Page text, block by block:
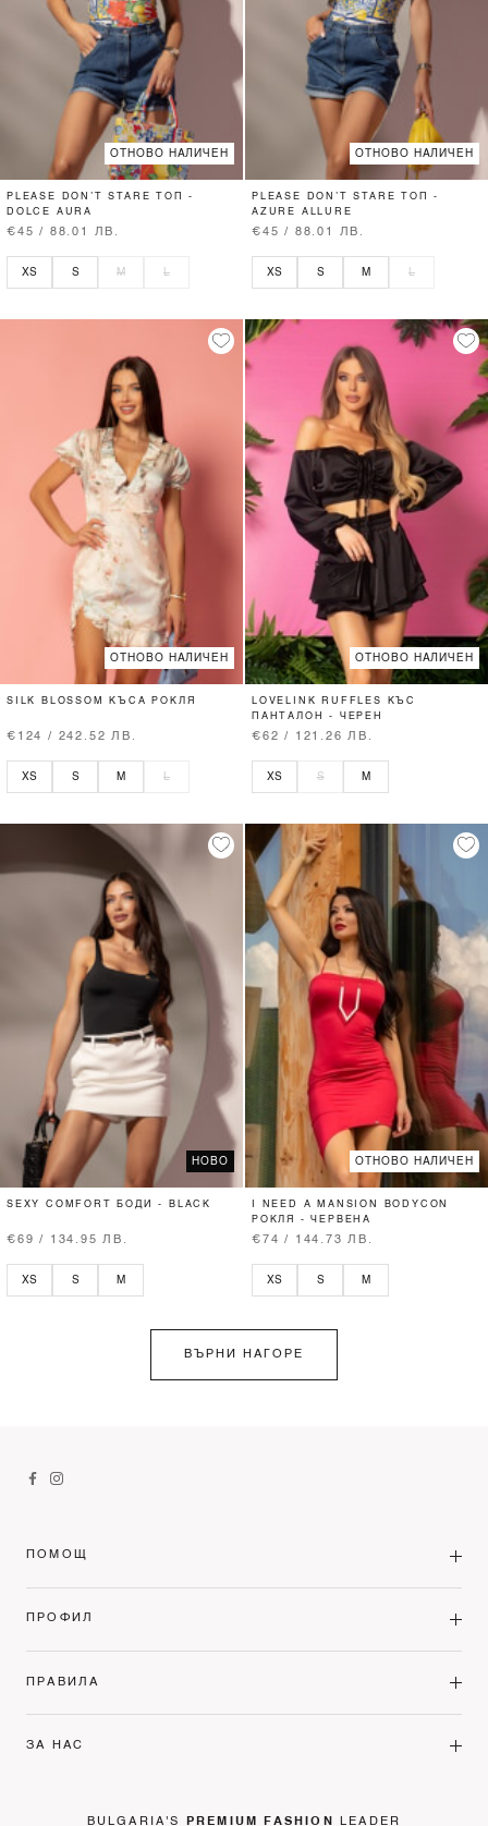
ОТНОВО НАЛИЧЕН
PLEASE DON’T STARE ТОП -
DOLCE AURA
€45 / 88.01 ЛВ.
XS S M L
ОТНОВО НАЛИЧЕН
PLEASE DON’T STARE ТОП -
AZURE ALLURE
€45 / 88.01 ЛВ.
XS S M L
ОТНОВО НАЛИЧЕН
SILK BLOSSOM КЪСА РОКЛЯ
€124 / 242.52 ЛВ.
XS S M L
ОТНОВО НАЛИЧЕН
LOVELINK RUFFLES КЪС
ПАНТАЛОН - ЧЕРЕН
€62 / 121.26 ЛВ.
XS S M
НОВО
SEXY COMFORT БОДИ - BLACK
€69 / 134.95 ЛВ.
XS S M
ОТНОВО НАЛИЧЕН
I NEED A MANSION BODYCON
РОКЛЯ - ЧЕРВЕНА
€74 / 144.73 ЛВ.
XS S M
ВЪРНИ НАГОРЕ
ПОМОЩ
ПРОФИЛ
ПРАВИЛА
ЗА НАС
BULGARIA'S PREMIUM FASHION LEADER